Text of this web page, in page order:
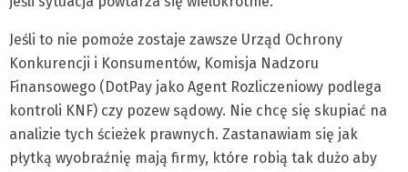
Jeśli to nie pomoże zostaje zawsze Urząd Ochrony
Konkurencji i Konsumentów, Komisja Nadzoru
Finansowego (DotPay jako Agent Rozliczeniowy podlega
kontroli KNF) czy pozew sądowy. Nie chcę się skupiać na
analizie tych ścieżek prawnych. Zastanawiam się jak
płytką wyobraźnię mają firmy, które robią tak dużo aby